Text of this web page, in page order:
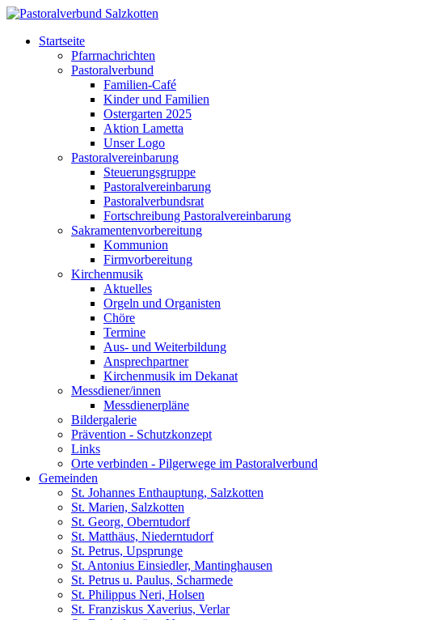
Startseite
Pfarrnachrichten
Pastoralverbund
Familien-Café
Kinder und Familien
Ostergarten 2025
Aktion Lametta
Unser Logo
Pastoralvereinbarung
Steuerungsgruppe
Pastoralvereinbarung
Pastoralverbundsrat
Fortschreibung Pastoralvereinbarung
Sakramentenvorbereitung
Kommunion
Firmvorbereitung
Kirchenmusik
Aktuelles
Orgeln und Organisten
Chöre
Termine
Aus- und Weiterbildung
Ansprechpartner
Kirchenmusik im Dekanat
Messdiener/innen
Messdienerpläne
Bildergalerie
Prävention - Schutzkonzept
Links
Orte verbinden - Pilgerwege im Pastoralverbund
Gemeinden
St. Johannes Enthauptung, Salzkotten
St. Marien, Salzkotten
St. Georg, Oberntudorf
St. Matthäus, Niederntudorf
St. Petrus, Upsprunge
St. Antonius Einsiedler, Mantinghausen
St. Petrus u. Paulus, Scharmede
St. Philippus Neri, Holsen
St. Franziskus Xaverius, Verlar